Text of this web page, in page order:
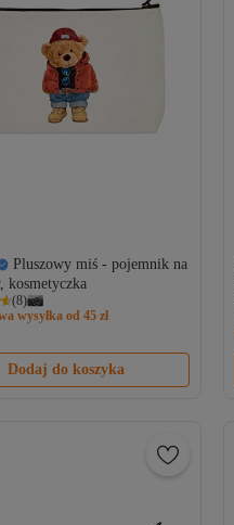
Pluszowy miś - pojemnik na
kosmetyczka
(8)
wysyłka od 45 zł
Dodaj do koszyka